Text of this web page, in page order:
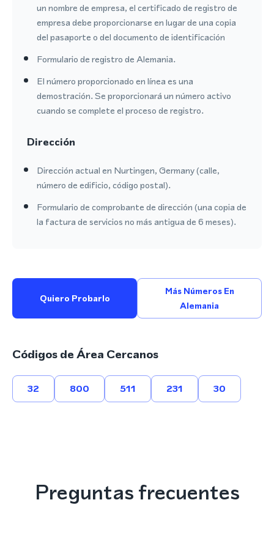
un nombre de empresa, el certificado de registro de
empresa debe proporcionarse en lugar de una copia
del pasaporte o del documento de identificación
Formulario de registro de Alemania.
El número proporcionado en línea es una
demostración. Se proporcionará un número activo
cuando se complete el proceso de registro.
Dirección
Dirección actual en Nurtingen, Germany (calle,
número de edificio, código postal).
Formulario de comprobante de dirección (una copia de
la factura de servicios no más antigua de 6 meses).
Quiero Probarlo
Más Números En
Alemania
Códigos de Área Cercanos
32 800 511 231 30
Preguntas frecuentes